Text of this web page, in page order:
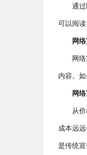
通
可以阅读
网
网
内容。
网
从
成本远
是传统